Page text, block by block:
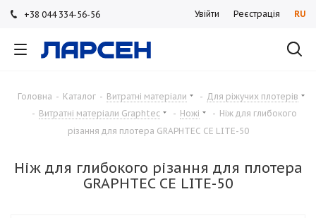
+38 044 334-56-56
+38 044 334-56-56
Увійти Реєстрація RU
Головна - Каталог - Витратні матеріали - Для ріжучих плотерів
- Витратні матеріали Graphtec - Ножі - Ніж для глибокого
різання для плотера GRAPHTEC CE LITE-50
Ніж для глибокого різання для плотера
GRAPHTEC CE LITE-50